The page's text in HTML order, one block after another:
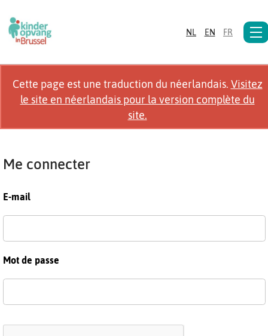
NL EN FR
Cette page est une traduction du néerlandais. Visitez
le site en néerlandais pour la version complète du
site.
Me connecter
E-mail
Mot de passe